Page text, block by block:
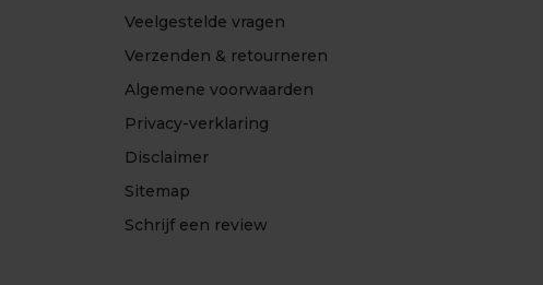
Veelgestelde vragen
Verzenden & retourneren
Algemene voorwaarden
Privacy-verklaring
Disclaimer
Sitemap
Schrijf een review